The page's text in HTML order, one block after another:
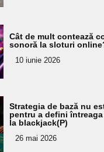
Cât de mult contează
sonoră la sloturi
10 iunie 2026
Strategia de bază nu
pentru a defini
la blackjack(P)
26 mai 2026